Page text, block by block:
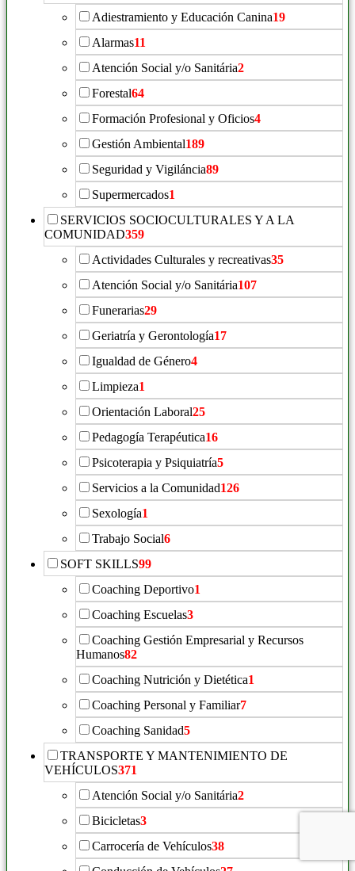
Adiestramiento y Educación Canina19
Alarmas11
Atención Social y/o Sanitária2
Forestal64
Formación Profesional y Oficios4
Gestión Ambiental189
Seguridad y Vigiláncia89
Supermercados1
SERVICIOS SOCIOCULTURALES Y A LA
COMUNIDAD359
Actividades Culturales y recreativas35
Atención Social y/o Sanitária107
Funerarias29
Geriatría y Gerontología17
Igualdad de Género4
Limpieza1
Orientación Laboral25
Pedagogía Terapéutica16
Psicoterapia y Psiquiatría5
Servicios a la Comunidad126
Sexología1
Trabajo Social6
SOFT SKILLS99
Coaching Deportivo1
Coaching Escuelas3
Coaching Gestión Empresarial y Recursos
Humanos82
Coaching Nutrición y Dietética1
Coaching Personal y Familiar7
Coaching Sanidad5
TRANSPORTE Y MANTENIMIENTO DE
VEHÍCULOS371
Atención Social y/o Sanitária2
Bicicletas3
Carrocería de Vehículos38